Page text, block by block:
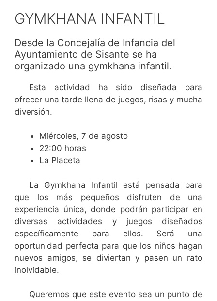
GYMKHANA INFANTIL
Desde la Concejalía de Infancia del
Ayuntamiento de Sisante se ha
organizado una gymkhana infantil.
Esta actividad ha sido diseñada para
ofrecer una tarde llena de juegos, risas y mucha
diversión.
Miércoles, 7 de agosto
22:00 horas
La Placeta
La Gymkhana Infantil está pensada para
que los más pequeños disfruten de una
experiencia única, donde podrán participar en
diversas actividades y juegos diseñados
específicamente para ellos. Será una
oportunidad perfecta para que los niños hagan
nuevos amigos, se diviertan y pasen un rato
inolvidable.
Queremos que este evento sea un punto de